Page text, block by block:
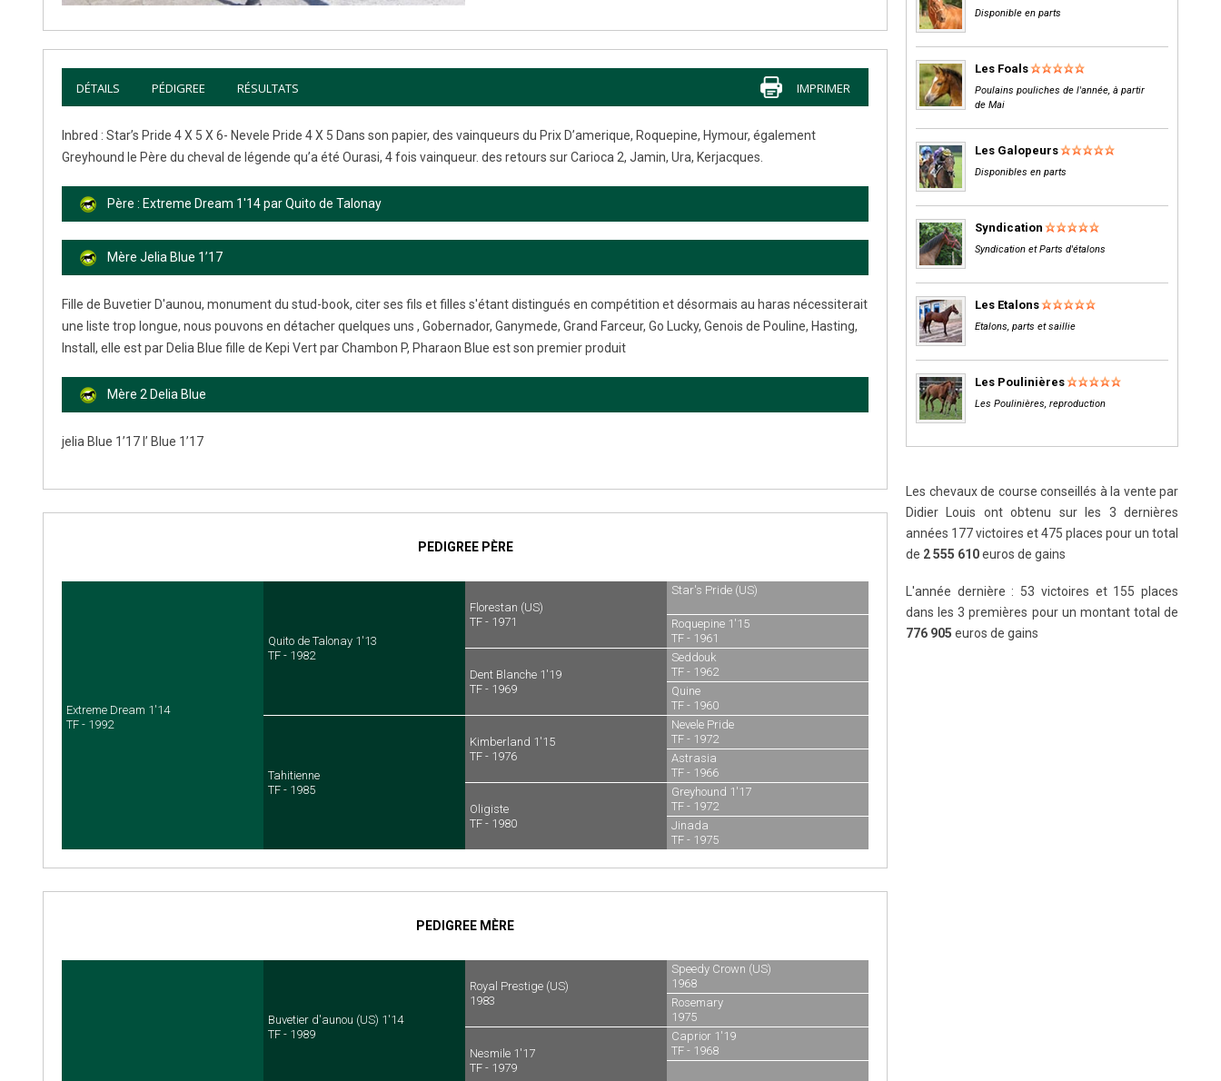
IMPRIMER
DÉTAILS PÉDIGREE RÉSULTATS
Inbred : Star’s Pride 4 X 5 X 6- Nevele Pride 4 X 5 Dans son papier, des vainqueurs du Prix D’amerique, Roquepine, Hymour, également
Greyhound le Père du cheval de légende qu’a été Ourasi, 4 fois vainqueur. des retours sur Carioca 2, Jamin, Ura, Kerjacques.
Père : Extreme Dream 1'14 par Quito de Talonay
Mère Jelia Blue 1’17
Fille de Buvetier D'aunou, monument du stud-book, citer ses fils et filles s'étant distingués en compétition et désormais au haras nécessiterait
une liste trop longue, nous pouvons en détacher quelques uns , Gobernador, Ganymede, Grand Farceur, Go Lucky, Genois de Pouline, Hasting,
Install, elle est par Delia Blue fille de Kepi Vert par Chambon P, Pharaon Blue est son premier produit
Mère 2 Delia Blue
jelia Blue 1’17 l’ Blue 1’17
PEDIGREE PÈRE
Extreme Dream 1'14
TF - 1992
Quito de Talonay 1'13
TF - 1982
Tahitienne
TF - 1985
Florestan (US)
TF - 1971
Dent Blanche 1'19
TF - 1969
Kimberland 1'15
TF - 1976
Oligiste
TF - 1980
Star's Pride (US)
Roquepine 1'15
TF - 1961
Seddouk
TF - 1962
Quine
TF - 1960
Nevele Pride
TF - 1972
Astrasia
TF - 1966
Greyhound 1'17
TF - 1972
Jinada
TF - 1975
PEDIGREE MÈRE
Buvetier d'aunou (US) 1'14
TF - 1989
Royal Prestige (US)
1983
Nesmile 1'17
TF - 1979
Speedy Crown (US)
1968
Rosemary
1975
Caprior 1'19
TF - 1968
Disponible en parts
Les Foals
Poulains pouliches de l'année, à partir
de Mai
Les Galopeurs
Disponibles en parts
Syndication
Syndication et Parts d'étalons
Les Etalons
Etalons, parts et saillie
Les Poulinières
Les Poulinières, reproduction
Les chevaux de course conseillés à la vente par
Didier Louis ont obtenu sur les 3 dernières
années 177 victoires et 475 places pour un total
de 2 555 610euros de gains
L'année dernière : 53 victoires et 155 places
dans les 3 premières pour un montant total de
776 905 euros de gains